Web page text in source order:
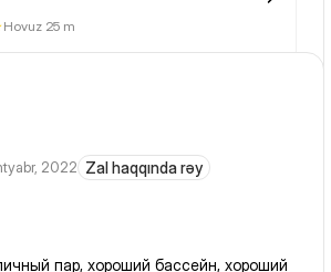
Hovuz 25 m
2022 Zal haqqında rəy
пар, хороший бассейн, хороший